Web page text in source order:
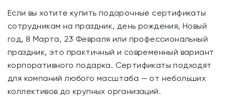
Если вы хотите купить подарочные сертификаты
сотрудникам на праздник, день рождения, Новый
год, 8 Марта, 23 Февраля или профессиональный
праздник, это практичный и современный вариант
корпоративного подарка. Сертификаты подходят
для компаний любого масштаба — от небольших
коллективов до крупных организаций.